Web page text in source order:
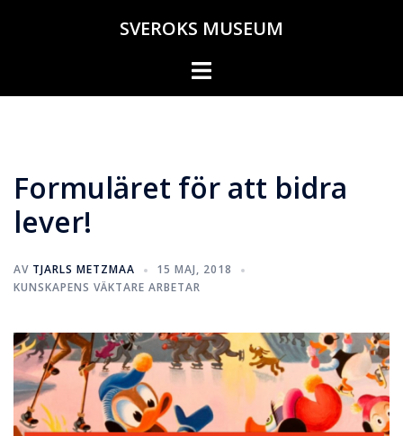
SVEROKS MUSEUM
Slå
Formuläret för att bidra
lever!
AV TJARLS METZMAA
15 MAJ, 2018
KUNSKAPENS VÄKTARE ARBETAR